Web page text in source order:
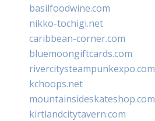
basilfoodwine.com
nikko-tochigi.net
caribbean-corner.com
bluemoongiftcards.com
rivercitysteampunkexpo.com
kchoops.net
mountainsideskateshop.com
kirtlandcitytavern.com